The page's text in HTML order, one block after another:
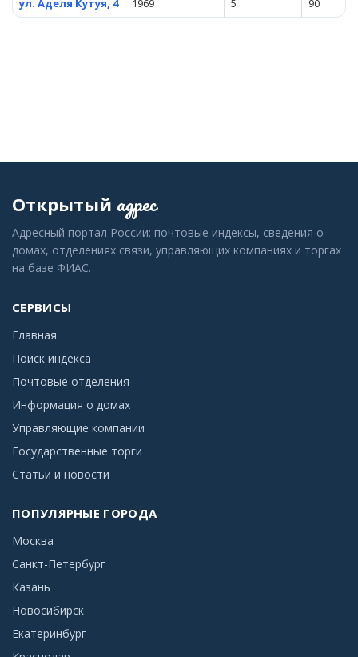
ул. Аделя Кутуя, 4 1969 5 90
Открытый адрес
Адресный портал России: почтовые индексы, сведения о
домах, отделениях связи, управляющих компаниях и торгах
на базе ФИАС.
СЕРВИСЫ
Главная
Поиск индекса
Почтовые отделения
Информация о домах
Управляющие компании
Государственные торги
Статьи и новости
ПОПУЛЯРНЫЕ ГОРОДА
Москва
Санкт-Петербург
Казань
Новосибирск
Екатеринбург